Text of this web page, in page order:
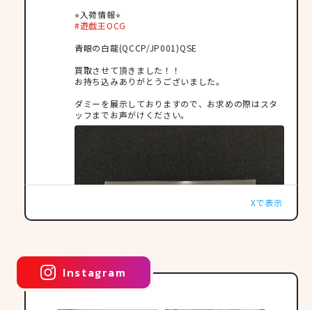
⭐︎入荷情報⭐︎
#遊戯王OCG
青眼の白龍(QCCP/JP001)QSE
買取させて頂きました！！
お持ち込みありがとうございました。
ダミーを展示しておりますので、お求めの際はスタ
ッフまでお声がけください。
Xで表示
Instagram